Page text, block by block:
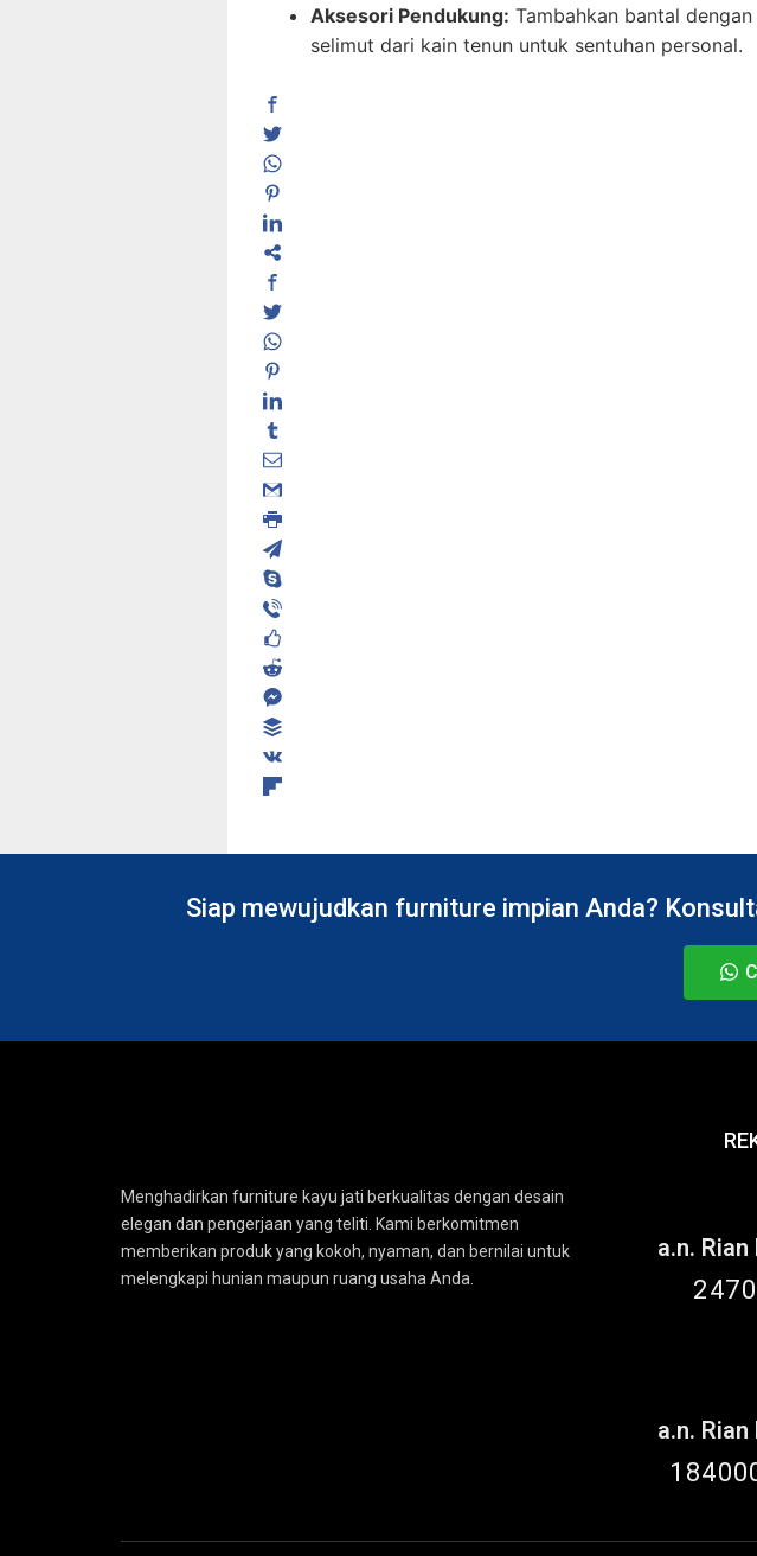
Aksesori Pendukung: Tambahkan bantal
selimut dari kain tenun untuk sentuhan personal.
Siap mewujudkan furniture impian Anda?
Menghadirkan furniture kayu jati berkualitas dengan desain
elegan dan pengerjaan yang teliti. Kami berkomitmen
memberikan produk yang kokoh, nyaman, dan bernilai untuk
melengkapi hunian maupun ruang usaha Anda.
a.n.
a.n.